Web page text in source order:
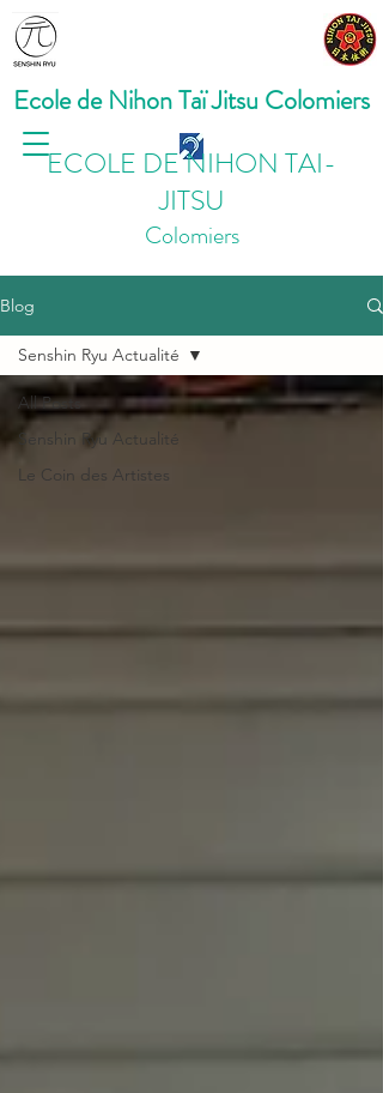
Ecole de Nihon Taï Jitsu Colomiers
ECOLE DE NIHON TAI-
JITSU
Colomiers
Blog
All Posts
Senshin Ryu Actualité
Le Coin des Artistes
Senshin Ryu Actualité